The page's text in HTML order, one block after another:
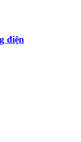
điện